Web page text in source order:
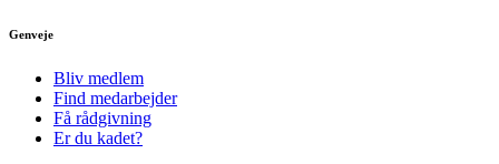
Genveje
Bliv medlem
Find medarbejder
Få rådgivning
Er du kadet?